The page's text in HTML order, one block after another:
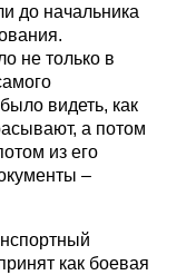
до начальника
не только в
видеть, как
а потом
из его
–
как боевая